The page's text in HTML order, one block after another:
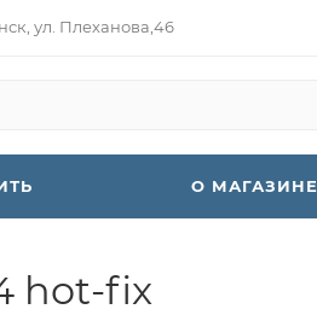
ул. Плеханова,46
О МАГАЗИНЕ
hot-fix